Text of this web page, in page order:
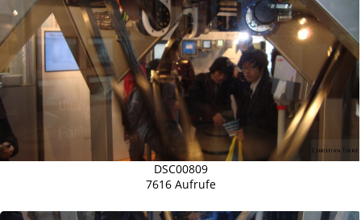
DSC00809
7616 Aufrufe